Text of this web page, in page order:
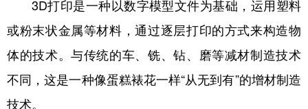
3D打印是一种以数字模型文件为基础，运用塑料
或粉末状金属等材料，通过逐层打印的方式来构造物
体的技术。与传统的车、铣、钻、磨等减材制造技术
不同，这是一种像蛋糕裱花一样“从无到有”的增材制造
技术。